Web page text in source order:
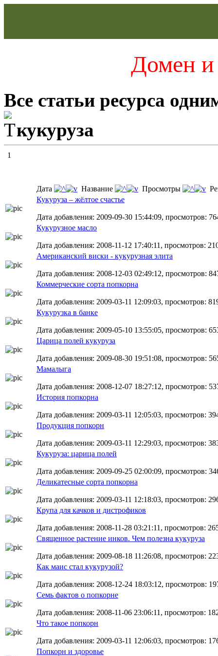
Домен и
Все статьи ресурса
кукуруза
1
Дата Название Просмотры
Кукуруза – жёлтое счастье
Дата добавления: 2009-09-30 15:44:09, просмотров:
Кукурузное масло
Дата добавления: 2008-11-12 17:40:11, просмотров:
Американский виски - кукурузная элита
Дата добавления: 2008-12-03 02:49:12, просмотров:
Коммерческие сорта попкорна
Дата добавления: 2009-03-11 12:09:03, просмотров:
Кукурузка в банке
Дата добавления: 2009-05-10 13:55:05, просмотров:
Царица полей кукуруза
Дата добавления: 2009-08-30 19:51:08, просмотров:
Мамалыга
Дата добавления: 2008-12-07 18:27:12, просмотров:
История попкорна
Дата добавления: 2009-03-11 12:05:03, просмотров:
Продукция попкорн
Дата добавления: 2009-03-11 12:29:03, просмотров:
Кукуруза: царица полей
Дата добавления: 2009-09-25 02:00:09, просмотров:
Деликатесные сорта попкорна
Дата добавления: 2009-03-11 12:18:03, просмотров:
Крупа для качков и дистрофиков
Дата добавления: 2008-11-28 03:21:11, просмотров:
Священное растение инков. Чем полезна кукуруза
Дата добавления: 2009-08-18 11:26:08, просмотров:
Как маис стал кукурузой?
Дата добавления: 2008-12-24 18:03:12, просмотров:
Семь фактов о попкорне
Дата добавления: 2008-11-06 23:06:11, просмотров:
Что такое попкорн
Дата добавления: 2009-03-11 12:06:03, просмотров:
Попкорн и здоровье